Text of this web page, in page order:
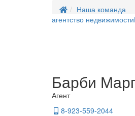
Наша команда
агентство недвижимости
Барби
Агент
8-923-559-2044